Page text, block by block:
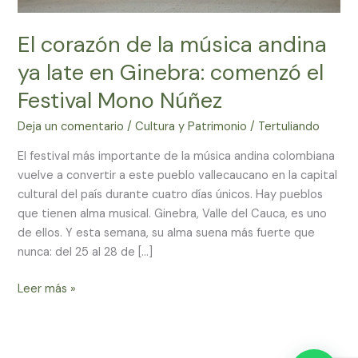
El corazón de la música andina
ya late en Ginebra: comenzó el
Festival Mono Núñez
Deja un comentario /Cultura y Patrimonio / Tertuliando
El festival más importante de la música andina colombiana
vuelve a convertir a este pueblo vallecaucano en la capital
cultural del país durante cuatro días únicos. Hay pueblos
que tienen alma musical. Ginebra, Valle del Cauca, es uno
de ellos. Y esta semana, su alma suena más fuerte que
nunca: del 25 al 28 de […]
Ginebra:
comenzó
el
Festival
Mono
Núñez
Leer más »